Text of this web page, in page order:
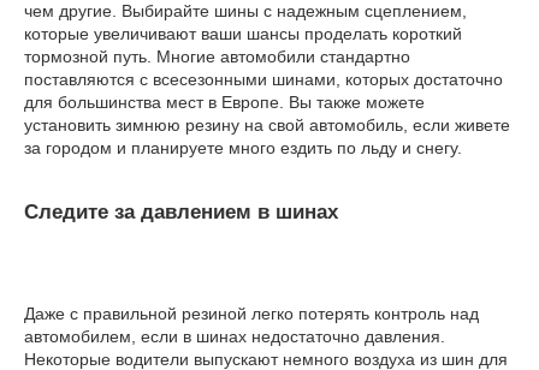
чем другие. Выбирайте шины с надежным сцеплением,
которые увеличивают ваши шансы проделать короткий
тормозной путь. Многие автомобили стандартно
поставляются с всесезонными шинами, которых достаточно
для большинства мест в Европе. Вы также можете
установить зимнюю резину на свой автомобиль, если живете
за городом и ​​планируете много ездить по льду и снегу.
Следите за давлением в шинах
Даже с правильной резиной легко потерять контроль над
автомобилем, если в шинах недостаточно давления.
Некоторые водители выпускают немного воздуха из шин для